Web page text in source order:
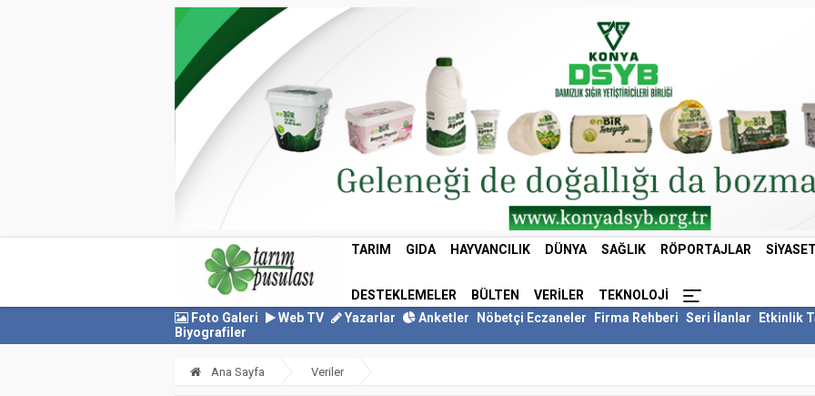
TARIM GIDA HAYVANCILIK DÜNYA SAĞLIK RÖPORTAJLAR SIYASET
DESTEKLEMELER BÜLTEN VERILER
TEKNOLOJI
Foto Galeri
Web TV Yazarlar Anketler Nöbetçi Eczaneler Firma Rehberi Seri İlanlar
Etkinlik
Biyografiler
Ana Sayfa Veriler